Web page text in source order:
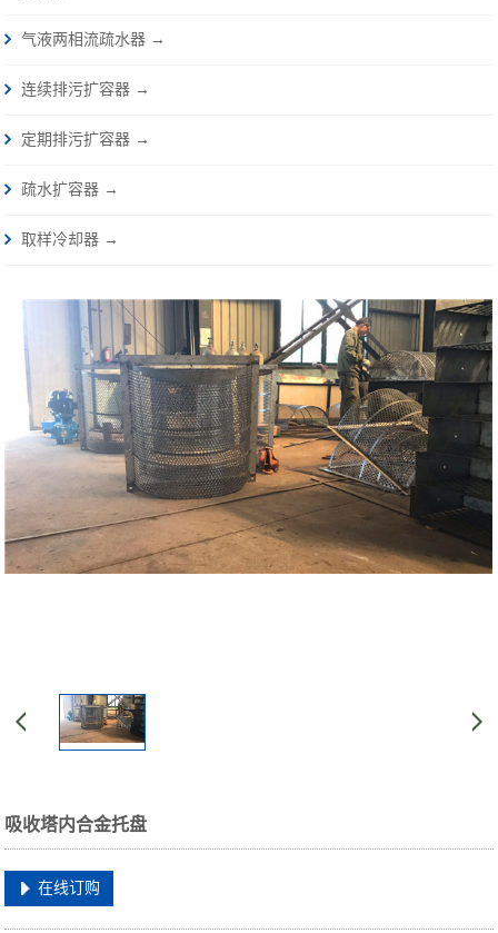
气液两相流疏水器 →
连续排污扩容器 →
定期排污扩容器 →
疏水扩容器 →
取样冷却器 →
吸收塔内合金托盘
在线订购